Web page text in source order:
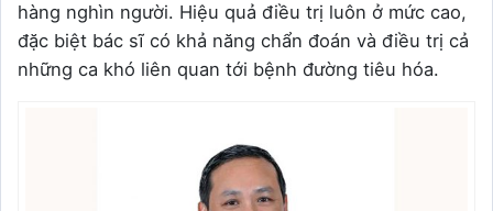
hàng nghìn người. Hiệu quả điều trị luôn ở mức cao,
đặc biệt bác sĩ có khả năng chẩn đoán và điều trị cả
những ca khó liên quan tới bệnh đường tiêu hóa.